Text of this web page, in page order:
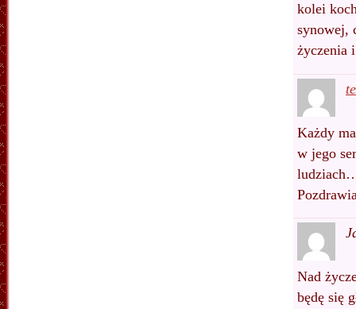
kolei
synowej,
życzenia
Każdy
w jego
Nad
będę się